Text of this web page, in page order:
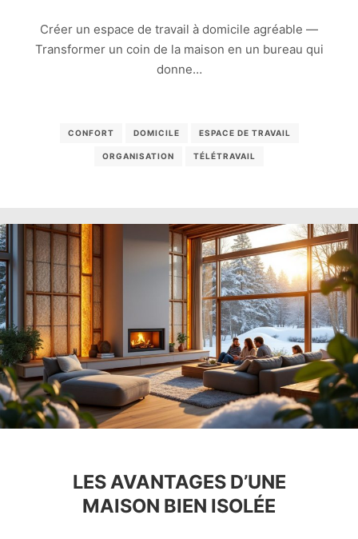
Créer un espace de travail à domicile agréable —
Transformer un coin de la maison en un bureau qui
donne…
CONFORT DOMICILE ESPACE DE TRAVAIL
ORGANISATION TÉLÉTRAVAIL
LES AVANTAGES D’UNE
MAISON BIEN ISOLÉE